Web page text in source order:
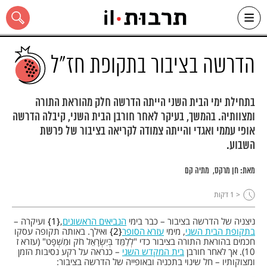
Skip
content
כל האתר
הדרשה בציבור בתקופת חז"ל
בתחילת ימי הבית השני הייתה הדרשה חלק מהוראת התורה
ומצוותיה. בהמשך, בעיקר לאחר חורבן הבית השני, קיבלה הדרשה
אופי עממי ואגדי והייתה צמודה לקריאה בציבור של פרשת
השבוע.
מאת:חן מרקס מתיה קם
< 1 דקות
ניצניה של הדרשה בציבור – כבר בימי הנביאים הראשונים,
1 ועיקרה –
בתקופת הבית השני, מימי עזרא הסופר 2 ואילך. באותה תקופה עסקו
חכמים בהוראת התורה בציבור כדי "לְלַמֵּד בְּיִשְׂרָאֵל חֹק וּמִשְׁפָּט" (עזרא ז
10). אך לאחר חורבן
בית המקדש השני – כנראה על רקע נסיבות הזמן
ומצוקותיו – חל שינוי בתכניה ובאופייה של הדרשה בציבור: